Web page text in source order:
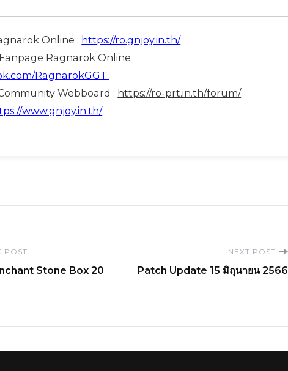
Online : https://ro.gnjoy.in.th/
Ragnarok Online
RagnarokGGT
Webboard : https://ro-prt.in.th/forum/
www.gnjoy.in.th/
POST
Stone Box 20
NEXT POST
Patch Update 15 มิถุนายน 2566